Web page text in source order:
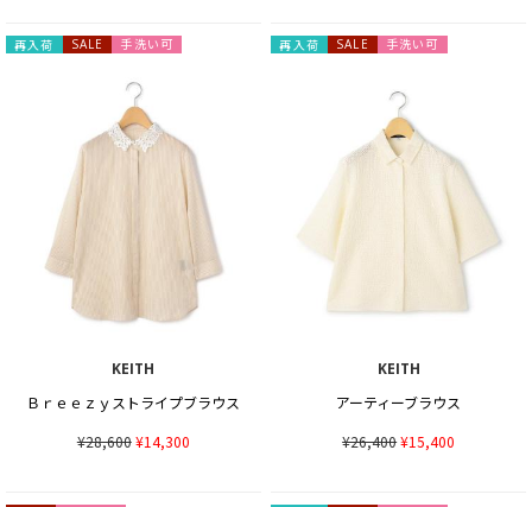
再入荷 SALE 手洗い可
KEITH
Ｂｒｅｅｚｙストライプブラウス
¥28,600¥14,300
再入荷 SALE 手洗い可
KEITH
アーティーブラウス
¥26,400¥15,400